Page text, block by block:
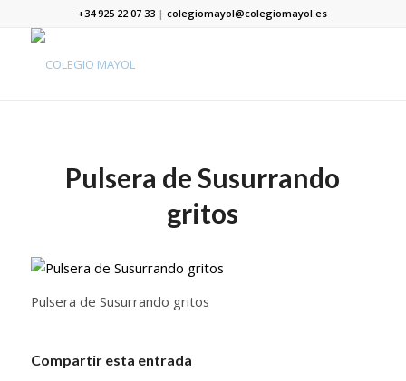
+34 925 22 07 33 |colegiomayol@colegiomayol.es
Pulsera de Susurrando
gritos
Pulsera de Susurrando gritos
Compartir esta entrada